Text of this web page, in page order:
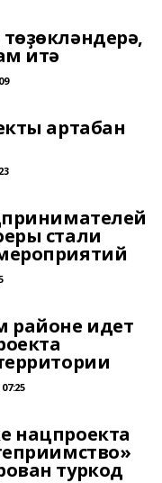
итә
артабан
стали
районе идет
нацпроекта
туркод